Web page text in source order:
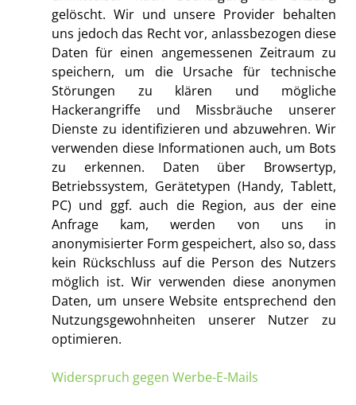
gelöscht. Wir und unsere Provider behalten
uns jedoch das Recht vor, anlassbezogen diese
Daten für einen angemessenen Zeitraum zu
speichern, um die Ursache für technische
Störungen zu klären und mögliche
Hackerangriffe und Missbräuche unserer
Dienste zu identifizieren und abzuwehren. Wir
verwenden diese Informationen auch, um Bots
zu erkennen. Daten über Browsertyp,
Betriebssystem, Gerätetypen (Handy, Tablett,
PC) und ggf. auch die Region, aus der eine
Anfrage kam, werden von uns in
anonymisierter Form gespeichert, also so, dass
kein Rückschluss auf die Person des Nutzers
möglich ist. Wir verwenden diese anonymen
Daten, um unsere Website entsprechend den
Nutzungsgewohnheiten unserer Nutzer zu
optimieren.
Widerspruch gegen Werbe-E-Mails